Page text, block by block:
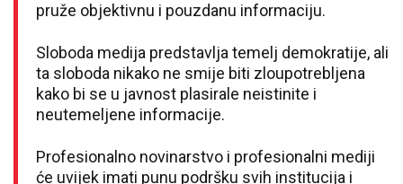
pruže objektivnu i pouzdanu informaciju.
Sloboda medija predstavlja temelj demokratije, ali
ta sloboda nikako ne smije biti zloupotrebljena
kako bi se u javnost plasirale neistinite i
neutemeljene informacije.
Profesionalno novinarstvo i profesionalni mediji
će uvijek imati punu podršku svih institucija i